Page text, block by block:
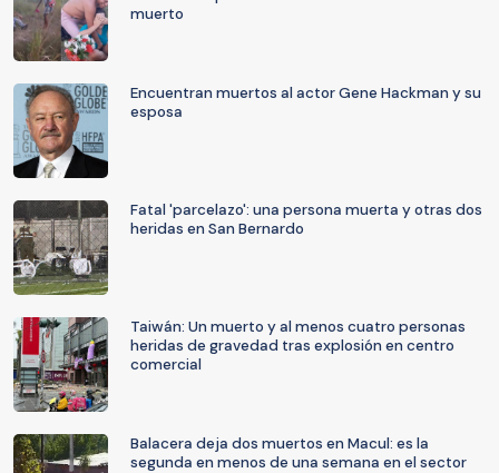
muerto
Encuentran muertos al actor Gene Hackman y su
esposa
Fatal 'parcelazo': una persona muerta y otras dos
heridas en San Bernardo
Taiwán: Un muerto y al menos cuatro personas
heridas de gravedad tras explosión en centro
comercial
Balacera deja dos muertos en Macul: es la
segunda en menos de una semana en el sector